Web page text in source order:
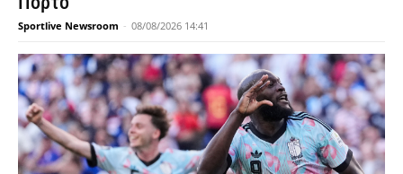
Sportlive Newsroom - 08/08/2026 14:41